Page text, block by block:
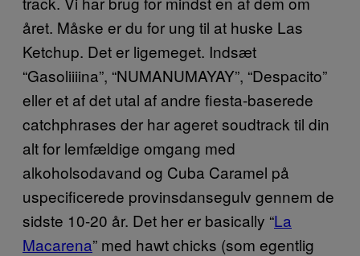
året. Måske er du for ung til at huske Las
Ketchup. Det er ligemeget. Indsæt
“Gasoliiiina”, “NUMANUMAYAY”, “Despacito”
eller et af det utal af andre fiesta-baserede
catchphrases der har ageret soudtrack til din
alt for lemfældige omgang med
alkoholsodavand og Cuba Caramel på
uspecificerede provinsdansegulv gennem de
sidste 10-20 år. Det her er basically “La
Macarena” med hawt chicks (som egentlig